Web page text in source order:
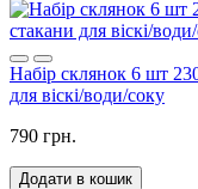
Набір склянок 6 шт
для віскі/води/соку
790 грн.
Додати в кошик